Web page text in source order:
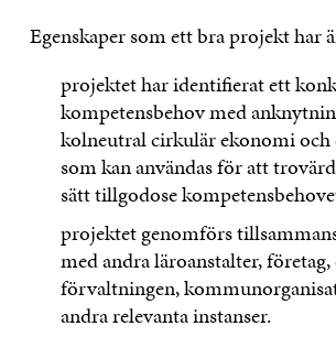
Egenskaper som ett bra projekt har
projektet har identifierat ett
kompetensbehov med
kolneutral cirkulär ekonomi och
som kan användas för att
sätt tillgodose
projektet genomförs
med andra läroanstalter,
förvaltningen,
andra relevanta instanser.